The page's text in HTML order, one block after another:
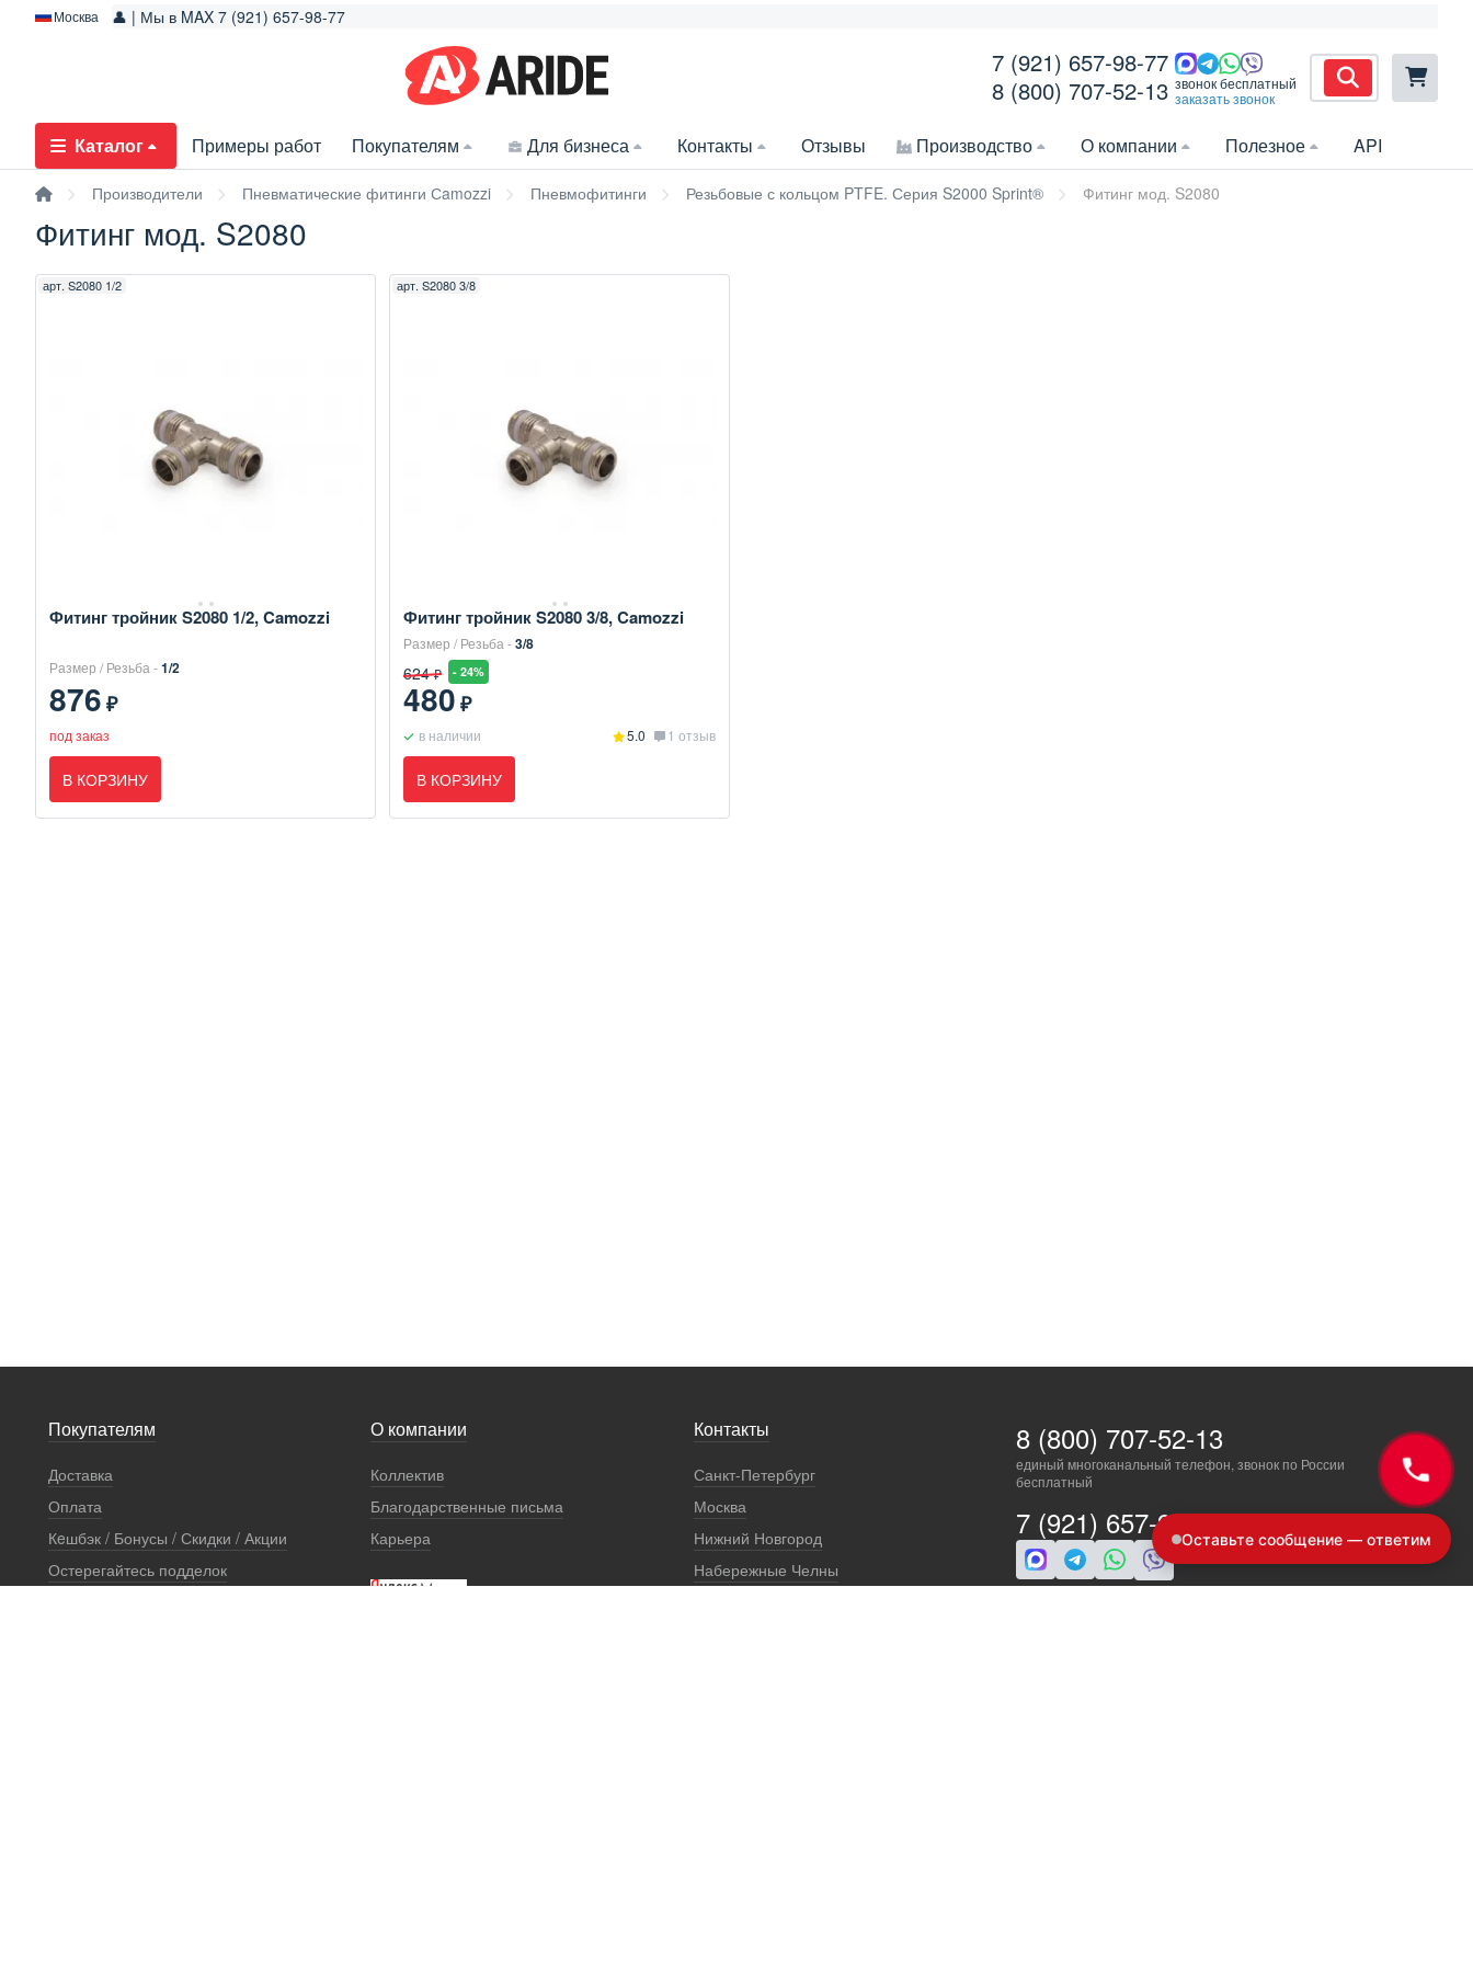
Москва 👤 | Мы в MAX 7 (921) 657-98-77
7 (921) 657-98-77
8 (800) 707-52-13 звонок бесплатный
заказать звонок
Каталог Примеры работ Покупателям Для бизнеса Контакты Отзывы Производство О компании Полезное API
Производители Пневматические фитинги Сamozzi Пневмофитинги Резьбовые с кольцом PTFE. Серия S2000 Sprint® Фитинг мод. S2080
Фитинг мод. S2080
арт. S2080 1/2
Фитинг тройник S2080 1/2, Camozzi
Размер / Резьба -1/2
876₽
под заказ
В КОРЗИНУ
арт. S2080 3/8
Фитинг тройник S2080 3/8, Camozzi
Размер / Резьба -3/8
624 ₽ - 24%
480₽
в наличии 5.0 1 отзыв
В КОРЗИНУ
Покупателям
Доставка
Оплата
Кeшбэк / Бонусы / Скидки / Акции
Остерегайтесь подделок
О компании
Коллектив
Благодарственные письма
Карьера
Контакты
Санкт-Петербург
Москва
Нижний Новгород
Набережные Челны
8 (800) 707-52-13
единый многоканальный телефон, звонок по России
бесплатный
7 (921) 657-98-77Оставьте сообщение — ответим